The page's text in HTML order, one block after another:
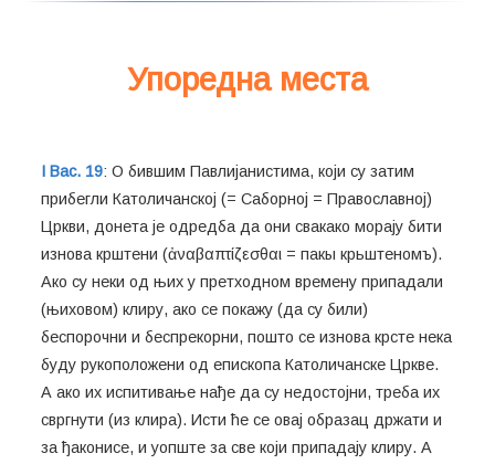
Упоредна места
I Вас. 19: О бившим Павлијанистима, који су затим
прибегли Католичанској (= Саборној = Православној)
Цркви, донета је одредба да они свакако морају бити
изнова крштени (ἀναβαπτίζεσθαι = пакы крьштеномъ).
Ако су неки од њих у претходном времену припадали
(њиховом) клиру, ако се покажу (да су били)
беспорочни и беспрекорни, пошто се изнова крсте нека
буду рукоположени од епископа Католичанске Цркве.
А ако их испитивање нађе да су недостојни, треба их
свргнути (из клира). Исти ће се овај образац држати и
за ђаконисе, и уопште за све који припадају клиру. А